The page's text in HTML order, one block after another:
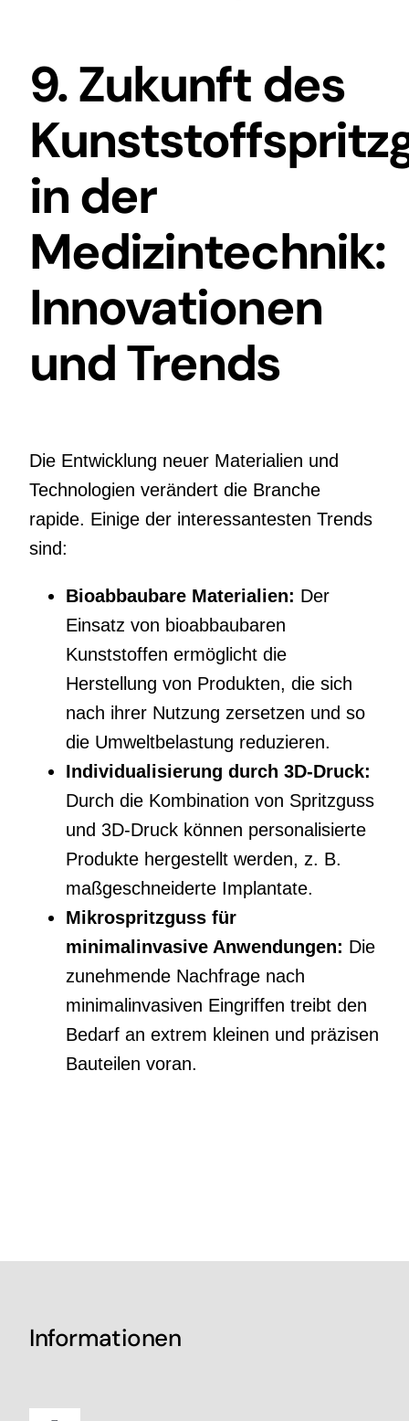
9. Zukunft des
in der
Medizintechnik:
Innovationen
und Trends
Die Entwicklung neuer Materialien und
Technologien verändert die Branche
rapide. Einige der interessantesten Trends
sind:
Bioabbaubare Materialien: Der
Einsatz von bioabbaubaren
Kunststoffen ermöglicht die
Herstellung von Produkten, die sich
nach ihrer Nutzung zersetzen und so
die Umweltbelastung reduzieren.
Individualisierung durch 3D-Druck:
Durch die Kombination von Spritzguss
und 3D-Druck können personalisierte
Produkte hergestellt werden, z. B.
maßgeschneiderte Implantate.
Mikrospritzguss für
minimalinvasive Anwendungen: Die
zunehmende Nachfrage nach
minimalinvasiven Eingriffen treibt den
Bedarf an extrem kleinen und präzisen
Bauteilen voran.
Informationen